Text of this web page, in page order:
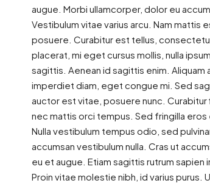
augue. Morbi ullamcorper, dolor eu
Vestibulum vitae varius arcu. Nam mattis
posuere. Curabitur est tellus,
placerat, mi eget cursus mollis, nulla
sagittis. Aenean id sagittis enim. Aliquam
imperdiet diam, eget congue mi. Sed
auctor est vitae, posuere nunc. Curabitur
nec mattis orci tempus. Sed fringilla
Nulla vestibulum tempus odio, sed
accumsan vestibulum nulla. Cras ut
eu et augue. Etiam sagittis rutrum
Proin vitae molestie nibh, id varius